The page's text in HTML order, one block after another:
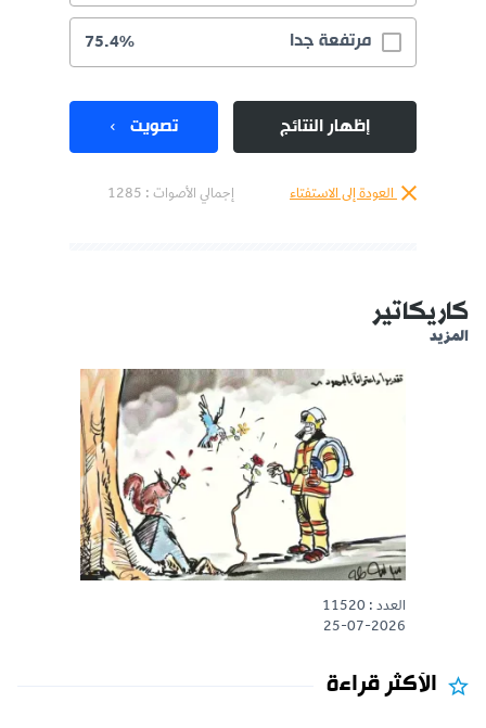
مرتفعة جدا 75.4%
إظهار النتائج تصويت
العودة إلى الاستفتاء إجمالي الأصوات : 1285
كاريكاتير
المزيد
العدد : 11520
25-07-2026
الأكثر قراءة